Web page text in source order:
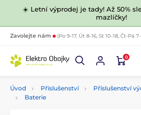
☀️ Letní výprodej je tady! Až 50%
mazlíčky!
Zavolejte nám (Po 9-17, Út 8-16, St 10-18, Čt-Pá
0
Úvod Příslušenství
Příslušenství
Baterie